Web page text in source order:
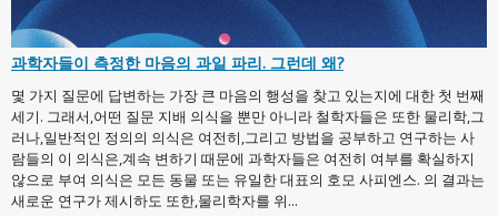
과학자들이 측정한 마음의 과일 파리. 그런데 왜?
몇 가지 질문에 답변하는 가장 큰 마음의 행성을 찾고 있는지에 대한 첫 번째
세기. 그래서,어떤 질문 지배 의식을 뿐만 아니라 철학자들은 또한 물리학,그
러나,일반적인 정의의 의식은 여전히,그리고 방법을 공부하고 연구하는 사
람들의 이 의식은,계속 변하기 때문에 과학자들은 여전히 여부를 확실하지
않으로 부여 의식은 모든 동물 또는 유일한 대표의 호모 사피엔스. 의 결과는
새로운 연구가 제시하도 또한,물리학자를 위...